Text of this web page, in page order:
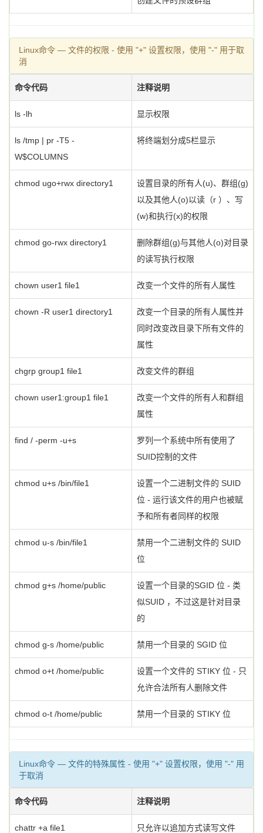
Linux命令 — 文件的权限 - 使用 "+" 设置权限，使用 "-" 用于取
消
命令代码 注释说明
ls -lh 显示权限
ls /tmp | pr -T5 -
W$COLUMNS
将终端划分成5栏显示
chmod ugo+rwx directory1
设置目录的所有人(u)、群组(g)
以及其他人(o)以读（r ）、写
(w)和执行(x)的权限
chmod go-rwx directory1
删除群组(g)与其他人(o)对目录
的读写执行权限
chown user1 file1 改变一个文件的所有人属性
chown -R user1 directory1
改变一个目录的所有人属性并
同时改变改目录下所有文件的
属性
chgrp group1 file1 改变文件的群组
chown user1:group1 file1
改变一个文件的所有人和群组
属性
find / -perm -u+s
罗列一个系统中所有使用了
SUID控制的文件
chmod u+s /bin/file1
设置一个二进制文件的 SUID
位 - 运行该文件的用户也被赋
予和所有者同样的权限
chmod u-s /bin/file1
禁用一个二进制文件的 SUID
位
chmod g+s /home/public
设置一个目录的SGID 位 - 类
似SUID ，不过这是针对目录
的
chmod g-s /home/public 禁用一个目录的 SGID 位
chmod o+t /home/public
设置一个文件的 STIKY 位 - 只
允许合法所有人删除文件
chmod o-t /home/public 禁用一个目录的 STIKY 位
Linux命令 — 文件的特殊属性 - 使用 "+" 设置权限，使用 "-" 用
于取消
命令代码 注释说明
chattr +a file1 只允许以追加方式读写文件